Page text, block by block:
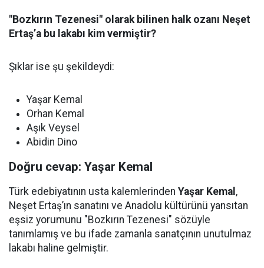
"Bozkırın Tezenesi" olarak bilinen halk ozanı Neşet
Ertaş’a bu lakabı kim vermiştir?
Şıklar ise şu şekildeydi:
Yaşar Kemal
Orhan Kemal
Aşık Veysel
Abidin Dino
Doğru cevap: Yaşar Kemal
Türk edebiyatının usta kalemlerinden Yaşar Kemal ,
Neşet Ertaş’ın sanatını ve Anadolu kültürünü yansıtan
eşsiz yorumunu "Bozkırın Tezenesi" sözüyle
tanımlamış ve bu ifade zamanla sanatçının unutulmaz
lakabı haline gelmiştir.